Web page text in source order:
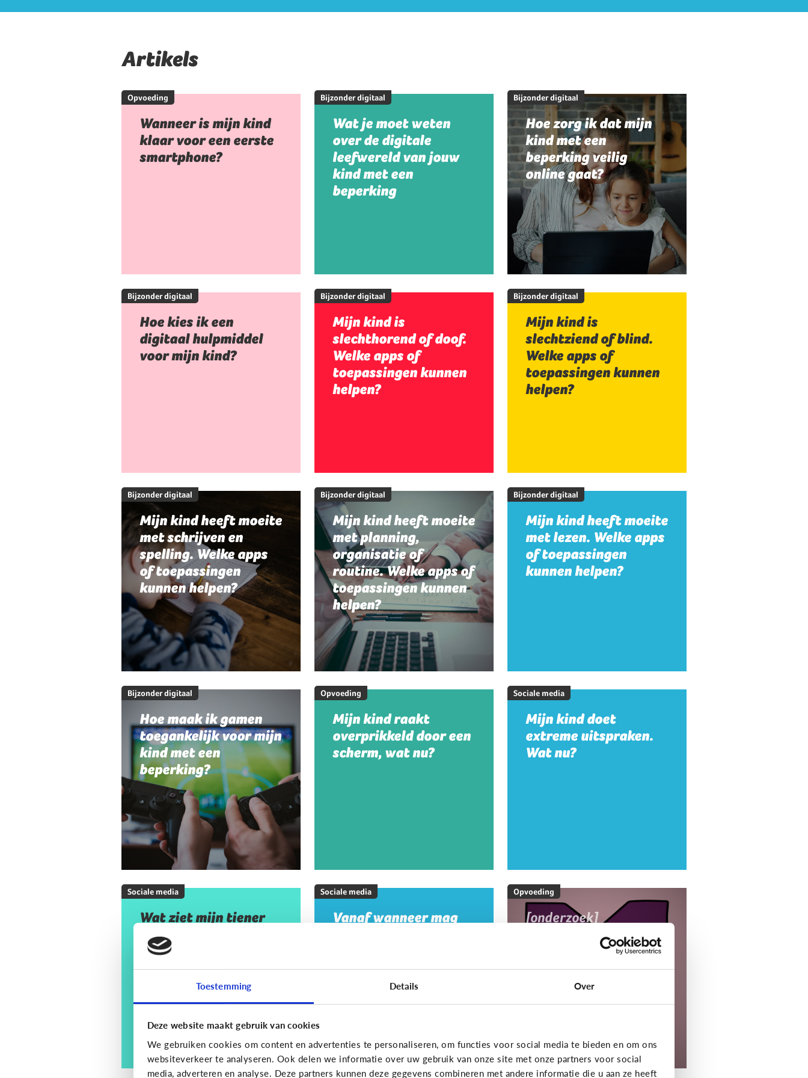
Toestemming Details Over
Deze website maakt gebruik van cookies
We gebruiken cookies om content en advertenties te personaliseren, om functies voor social media te bieden en om ons
websiteverkeer te analyseren. Ook delen we informatie over uw gebruik van onze site met onze partners voor social
media, adverteren en analyse. Deze partners kunnen deze gegevens combineren met andere informatie die u aan ze heeft
Artikels
Opvoeding
Wanneer is mijn kind
klaar voor een eerste
smartphone?
Bijzonder digitaal
Wat je moet weten
over de digitale
leefwereld van jouw
kind met een
beperking
Bijzonder digitaal
Hoe zorg ik dat mijn
kind met een
beperking veilig
online gaat?
Bijzonder digitaal
Hoe kies ik een
digitaal hulpmiddel
voor mijn kind?
Bijzonder digitaal
Mijn kind is
slechthorend of doof.
Welke apps of
toepassingen kunnen
helpen?
Bijzonder digitaal
Mijn kind is
slechtziend of blind.
Welke apps of
toepassingen kunnen
helpen?
Bijzonder digitaal
Mijn kind heeft moeite
met schrijven en
spelling. Welke apps
of toepassingen
kunnen helpen?
Bijzonder digitaal
Mijn kind heeft moeite
met planning,
organisatie of
routine. Welke apps of
toepassingen kunnen
helpen?
Bijzonder digitaal
Mijn kind heeft moeite
met lezen. Welke apps
of toepassingen
kunnen helpen?
Bijzonder digitaal
Hoe maak ik gamen
toegankelijk voor mijn
kind met een
beperking?
Opvoeding
Mijn kind raakt
overprikkeld door een
scherm, wat nu?
Sociale media
Mijn kind doet
extreme uitspraken.
Wat nu?
Sociale media
Wat ziet mijn tiener
op sociale media? En
moet ik mij daar
zorgen om maken?
Sociale media
Vanaf wanneer mag
Opvoeding
[onderzoek]
MediaNest Cijfers
2025 - Kom alles te
weten over het
mediagebruik en de
mediaopvoeding in
Ontdek het onderzoek!